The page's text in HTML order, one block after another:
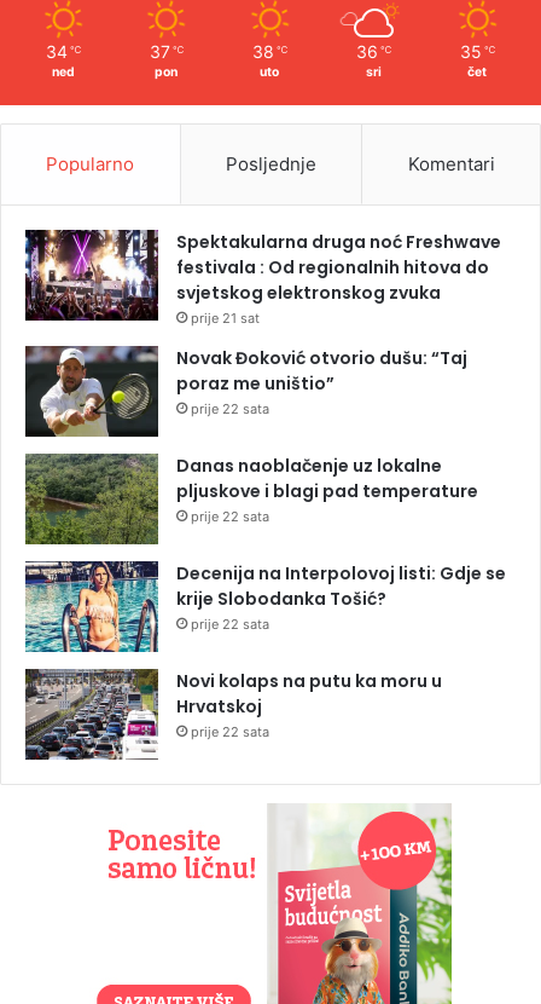
34 ℃
ned
37 ℃
pon
38 ℃
uto
36 ℃
sri
35 ℃
čet
Popularno Posljednje Komentari
Spektakularna druga noć Freshwave
festivala : Od regionalnih hitova do
svjetskog elektronskog zvuka
prije 21 sat
Novak Đoković otvorio dušu: “Taj
poraz me uništio”
prije 22 sata
Danas naoblačenje uz lokalne
pljuskove i blagi pad temperature
prije 22 sata
Decenija na Interpolovoj listi: Gdje se
krije Slobodanka Tošić?
prije 22 sata
Novi kolaps na putu ka moru u
Hrvatskoj
prije 22 sata